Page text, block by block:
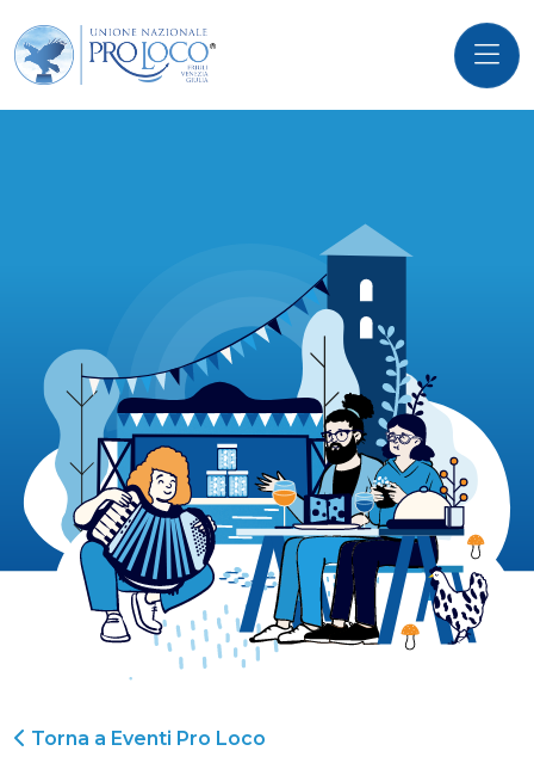
Torna a Eventi Pro Loco